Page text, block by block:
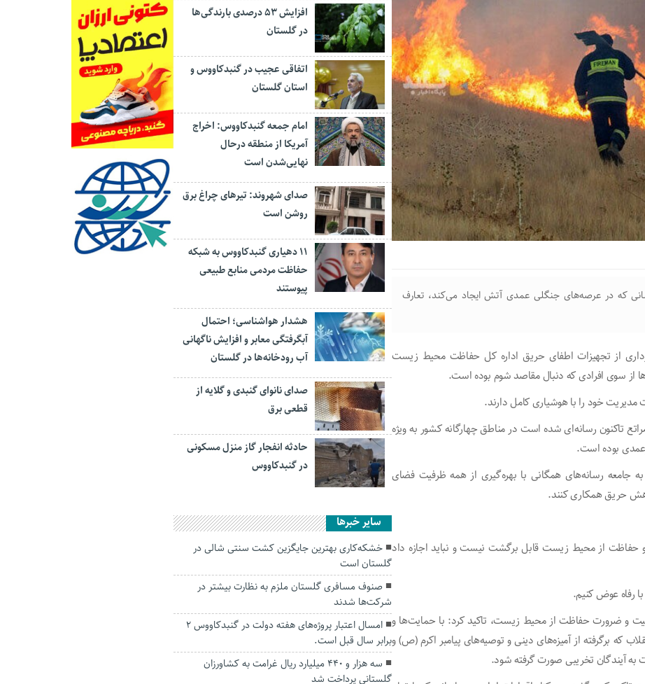
که در عرصه‌های جنگلی عمدی آتش ایجاد می‌کند، تعارف
از تجهیزات اطفای حریق اداره کل حفاظت محیط زیست
سوی افرادی که دنبال مقاصد شوم بوده است.
خود را با هوشیاری کامل دارند.
و مراتع تاکنون رسانه‌ای شده است در مناطق چهارگانه کشور به ویژه
رسانه‌های همگانی با بهره‌گیری از همه ظرفیت فضای
حریق همکاری کنند.
از محیط زیست قابل برگشت نیست و نباید اجازه داد
رفاه عوض کنیم.
و ضرورت حفاظت از محیط زیست، تاکید کرد: با حمایت‌ها و
که برگرفته از آمیزه‌های دینی و توصیه‌های پیامبر اکرم (ص) و
به آیندگان تخریبی صورت گرفته شود.
افزایش ۵۳ درصدی بارندگی‌ها
در گلستان
اتفاقی عجیب در‌ گنبدکاووس و
استان گلستان
امام جمعه گنبدکاووس: اخراج
آمریکا از منطقه درحال
نهایی‌شدن است
صدای شهروند: تیرهای چراغ برق
روشن است
۱۱ دهیاری گنبدکاووس به شبکه
حفاظت مردمی منابع طبیعی
پیوستند
هشدار هواشناسی؛ احتمال
آبگرفتگی معابر و افزایش ناگهانی
آب رودخانه‌ها در گلستان
صدای نانوای گنبدی و گلایه از
قطعی برق
حادثه انفجار گاز منزل مسکونی
در گنبدکاووس
سایر خبرها
خشکه‌کاری بهترین جایگزین کشت سنتی شالی در
گلستان است
صنوف مسافری گلستان ملزم به نظارت بیشتر در
شرکت‌ها شدند
امسال اعتبار پروژه‌های هفته دولت در گنبدکاووس ۲
برابر سال قبل است.
سه هزار و ۴۴۰ میلیارد ریال غرامت به کشاورزان
گلستانی پرداخت شد